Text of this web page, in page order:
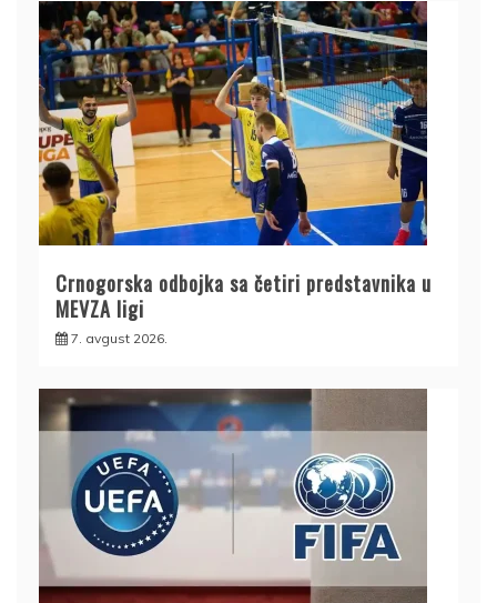
Crnogorska odbojka sa četiri predstavnika u
MEVZA ligi
7. avgust 2026.